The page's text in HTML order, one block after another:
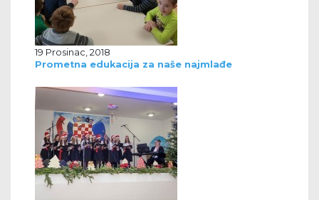
19 Prosinac, 2018
Prometna edukacija za naše najmlađe